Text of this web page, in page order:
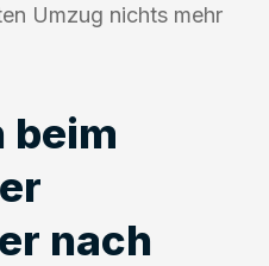
Umzug nichts mehr
beim
nach